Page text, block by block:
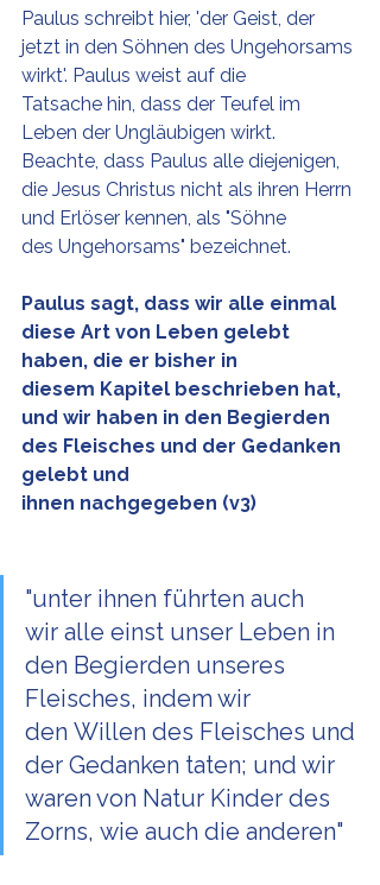
Paulus schreibt hier, 'der Geist, der
jetzt in den Söhnen des Ungehorsams
wirkt'. Paulus weist auf die
Tatsache hin, dass der Teufel im
Leben der Ungläubigen wirkt.
Beachte, dass Paulus alle diejenigen,
die Jesus Christus nicht als ihren Herrn
und Erlöser kennen, als "Söhne
des Ungehorsams" bezeichnet.
Paulus sagt, dass wir alle einmal
diese Art von Leben gelebt
haben, die er bisher in
diesem Kapitel beschrieben hat,
und wir haben in den Begierden
des Fleisches und der Gedanken
gelebt und
ihnen nachgegeben (v3)
"unter ihnen führten auch
wir alle einst unser Leben in
den Begierden unseres
Fleisches, indem wir
den Willen des Fleisches und
der Gedanken taten; und wir
waren von Natur Kinder des
Zorns, wie auch die anderen"